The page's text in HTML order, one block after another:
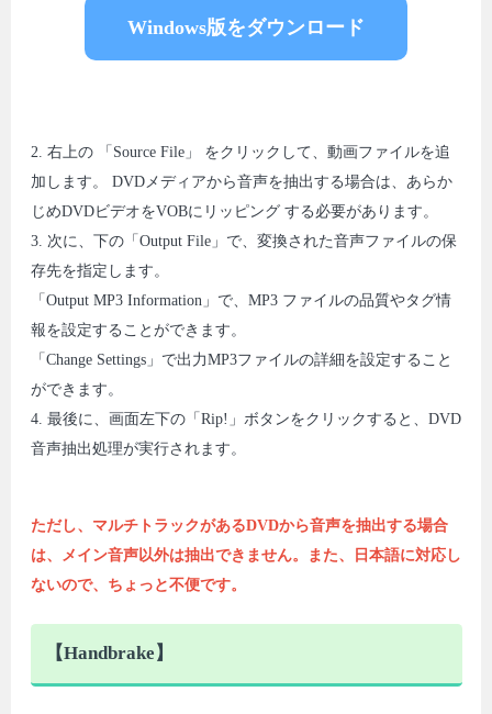
Windows版をダウンロード
2. 右上の 「Source File」 をクリックして、動画ファイルを追
加します。 DVDメディアから音声を抽出する場合は、あらか
じめDVDビデオをVOBにリッピング する必要があります。
3. 次に、下の「Output File」で、変換された音声ファイルの保
存先を指定します。
「Output MP3 Information」で、MP3 ファイルの品質やタグ情
報を設定することができます。
「Change Settings」で出力MP3ファイルの詳細を設定すること
ができます。
4. 最後に、画面左下の「Rip!」ボタンをクリックすると、DVD
音声抽出処理が実行されます。
ただし、マルチトラックがあるDVDから音声を抽出する場合
は、メイン音声以外は抽出できません。また、日本語に対応し
ないので、ちょっと不便です。
【Handbrake】